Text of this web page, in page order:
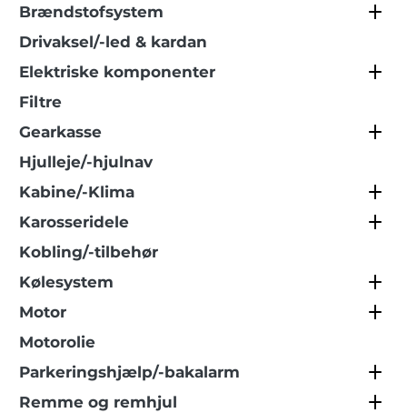
Brændstofsystem
Drivaksel/-led & kardan
Elektriske komponenter
Filtre
Gearkasse
Hjulleje/-hjulnav
Kabine/-Klima
Karosseridele
Kobling/-tilbehør
Kølesystem
Motor
Motorolie
Parkeringshjælp/-bakalarm
Remme og remhjul